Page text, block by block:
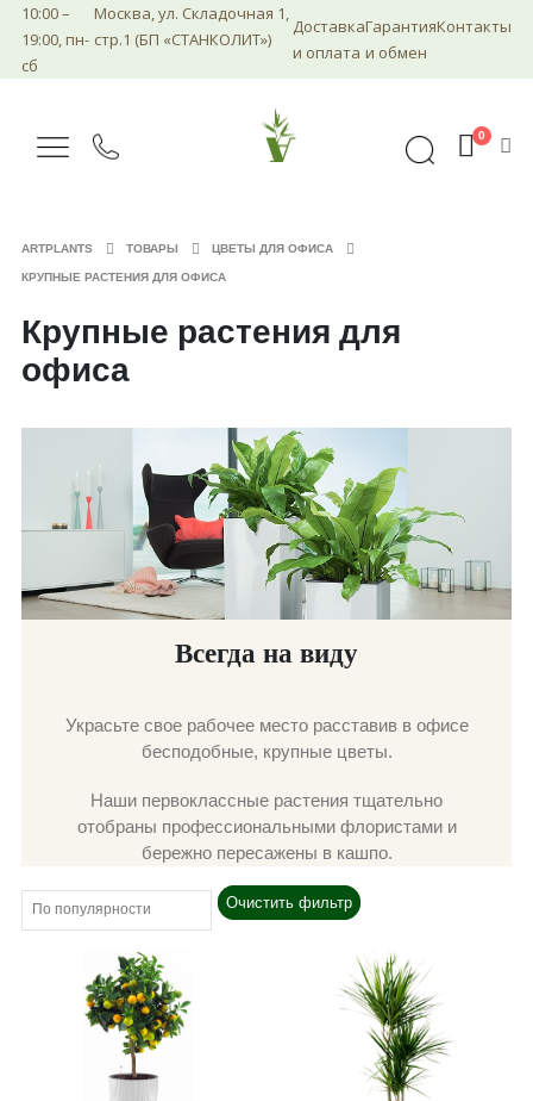
10:00 –
19:00, пн-
сб
Москва, ул. Складочная 1,
стр.1 (БП «СТАНКОЛИТ»)
Доставка
и оплата
Гарантия
и обмен
Контакты
0
ARTPLANTS ТОВАРЫ ЦВЕТЫ ДЛЯ ОФИСА
КРУПНЫЕ РАСТЕНИЯ ДЛЯ ОФИСА
Крупные растения для
офиса
Всегда на виду
Украсьте свое рабочее место расставив в офисе
бесподобные, крупные цветы.
Наши первоклассные растения тщательно
отобраны профессиональными флористами и
бережно пересажены в кашпо.
Очистить фильтр